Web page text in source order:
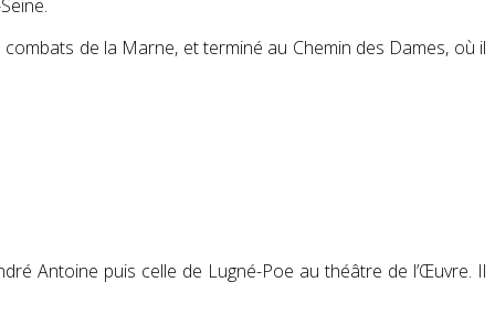
de la Marne, et terminé au Chemin des Dames, où il
Antoine puis celle de Lugné-Poe au théâtre de l’Œuvre. Il